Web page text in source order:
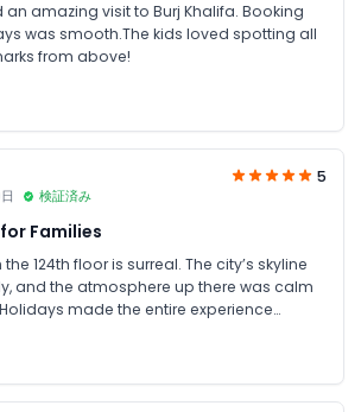
an amazing visit to Burj Khalifa. Booking
was smooth.The kids loved spotting all
from above!
検証済み
5
Families
124th floor is surreal. The city’s skyline
and the atmosphere up there was calm
made the entire experience